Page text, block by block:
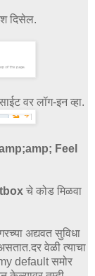
दिसेल.
वर लॉग-इन व्हा.
Feel
चे कोड मिळवा
अद्यवत सुविधा
वेळी त्याचा
default समोर